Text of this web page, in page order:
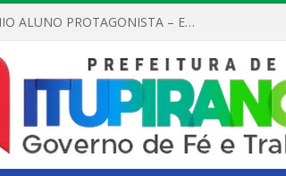
REGULAMENTO OFICIAL DO PRÊMIO ALUNO PROTAGONISTA – EDIÇÃO 2026